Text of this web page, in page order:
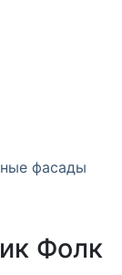
фасады
Фолк